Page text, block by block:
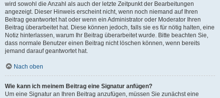
wird sowohl die Anzahl als auch der letzte Zeitpunkt der Bearbeitungen
angezeigt. Dieser Hinweis erscheint nicht, wenn noch niemand auf Ihren
Beitrag geantwortet hat oder wenn ein Administrator oder Moderator Ihren
Beitrag überarbeitet hat. Diese können jedoch, falls sie es für nötig halten, eine
Notiz hinterlassen, warum Ihr Beitrag überarbeitet wurde. Bitte beachten Sie,
dass normale Benutzer einen Beitrag nicht löschen können, wenn bereits
jemand darauf geantwortet hat.
Nach oben
Wie kann ich meinem Beitrag eine Signatur anfügen?
Um eine Signatur an Ihren Beitrag anzufügen, müssen Sie zunächst eine